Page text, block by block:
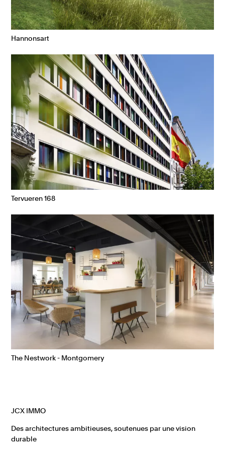
Hannonsart
Tervueren 168
The Nestwork - Montgomery
JCX IMMO
Des architectures ambitieuses, soutenues par une vision
durable